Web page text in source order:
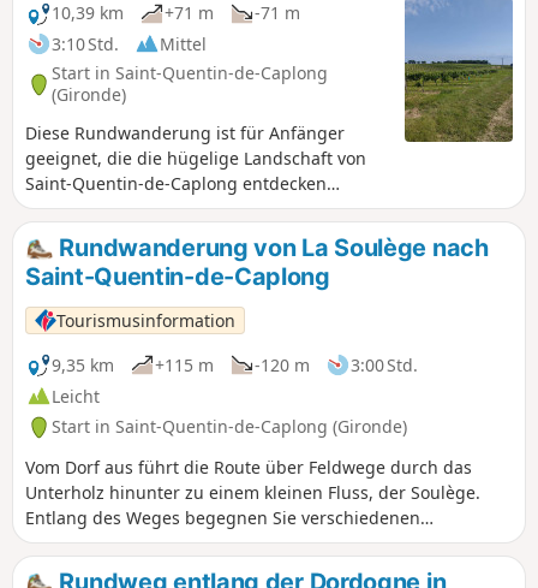
10,39 km
+71 m
-71 m
3:10 Std.
Mittel
Start in Saint-Quentin-de-Caplong
(Gironde)
Diese Rundwanderung ist für Anfänger
geeignet, die die hügelige Landschaft von
Saint-Quentin-de-Caplong entdecken
möchten. Sie führt über einen Teil des
FernwanderwegsGR®654sowie einen Teil
des Jakobswegs von Vézelay nach Santiago
de Compostela. Entlang des Weges können
Sie eine hügelige und abwechslungsreiche
Landschaft mit Bächen und Weingütern
bewundern.
Rundwanderung von La Soulège nach
Saint-Quentin-de-Caplong
Tourismusinformation
9,35 km
+115 m -120 m
3:00 Std.
Leicht
Start in Saint-Quentin-de-Caplong (Gironde)
Vom Dorf aus führt die Route über Feldwege durch das
Unterholz hinunter zu einem kleinen Fluss, der Soulège.
Entlang des Weges begegnen Sie verschiedenen
Sehenswürdigkeiten: Waschhaus, Steinbrücke, Wind- oder
Wassermühlen usw. Der weitere Verlauf der Route wechselt
Rundweg entlang der Dordogne in